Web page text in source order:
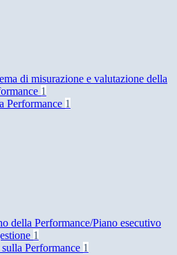
di misurazione e valutazione della
1
Performance 1
della Performance/Piano esecutivo
1
Performance 1